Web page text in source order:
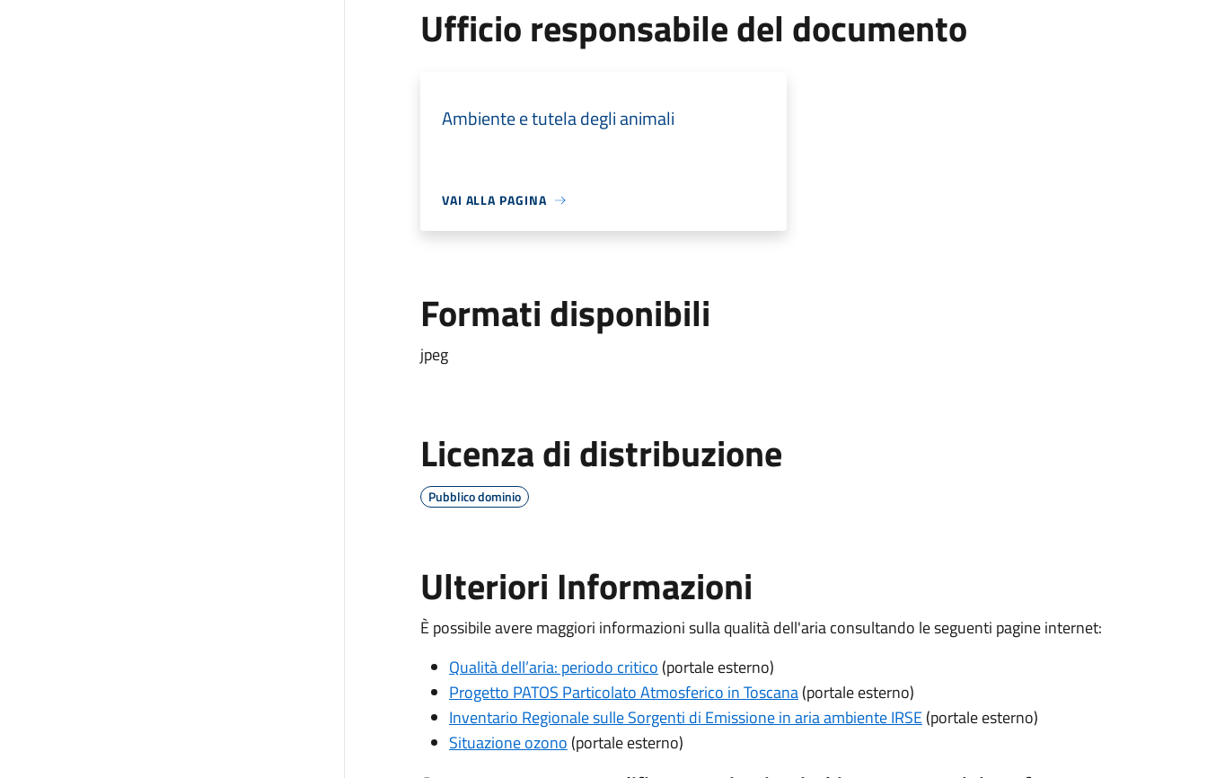
Ufficio responsabile del documento
Ambiente e tutela degli animali
VAI ALLA PAGINA
Formati disponibili
jpeg
Licenza di distribuzione
Pubblico dominio
Ulteriori Informazioni
È possibile avere maggiori informazioni sulla qualità dell'aria consultando le seguenti pagine internet:
Qualità dell’aria: periodo critico (portale esterno)
Progetto PATOS Particolato Atmosferico in Toscana(portale esterno)
Inventario Regionale sulle Sorgenti di Emissione in aria ambiente IRSE(portale esterno)
Situazione ozono (portale esterno)